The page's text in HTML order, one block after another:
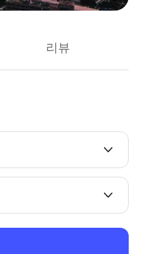
리뷰